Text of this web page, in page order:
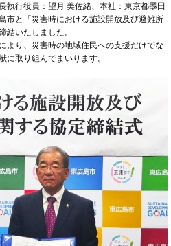
執行役員：望月 美佐緒、本社：東京都墨田
市と「災害時における施設開放及び避難所
結いたしました。
より、災害時の地域住民への支援だけでな
に取り組んでまいります。